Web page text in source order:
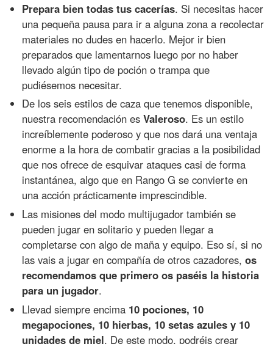
Prepara bien todas tus cacerías. Si necesitas hacer
una pequeña pausa para ir a alguna zona a recolectar
materiales no dudes en hacerlo. Mejor ir bien
preparados que lamentarnos luego por no haber
llevado algún tipo de poción o trampa que
pudiésemos necesitar.
De los seis estilos de caza que tenemos disponible,
nuestra recomendación esValeroso. Es un estilo
increíblemente poderoso y que nos dará una ventaja
enorme a la hora de combatir gracias a la posibilidad
que nos ofrece de esquivar ataques casi de forma
instantánea, algo que en Rango G se convierte en
una acción prácticamente imprescindible.
Las misiones del modo multijugador también se
pueden jugar en solitario y pueden llegar a
completarse con algo de maña y equipo. Eso sí, si no
las vais a jugar en compañía de otros cazadores,os
recomendamos que primero os paséis la historia
para un jugador.
Llevad siempre encima 10 pociones, 10
megapociones, 10 hierbas, 10 setas azules y 10
unidades de miel. De este modo, podréis crear